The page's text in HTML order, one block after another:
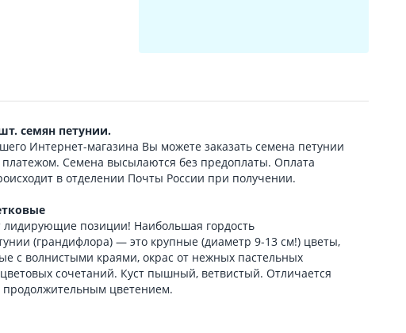
семян петунии.
Интернет-магазина Вы можете заказать семена петунии
Семена высылаются без предоплаты. Оплата
в отделении Почты России при получении.
лидирующие позиции! Наибольшая гордость
(грандифлора) — это крупные (диаметр 9-13 см!) цветы,
с волнистыми краями, окрас от нежных пастельных
цветовых сочетаний. Куст пышный, ветвистый. Отличается
цветением.